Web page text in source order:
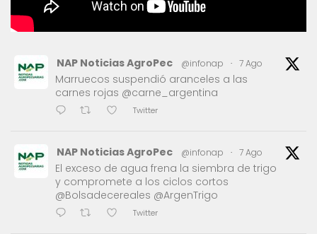
NAP Noticias AgroPec @infonap · 7 Ago
Marruecos suspendió aranceles a las
carnes rojas @carne_argentina
Twitter
NAP Noticias AgroPec @infonap · 7 Ago
El exceso de agua frena la siembra de trigo
y compromete a los ciclos cortos
@Bolsadecereales @ArgenTrigo
Twitter